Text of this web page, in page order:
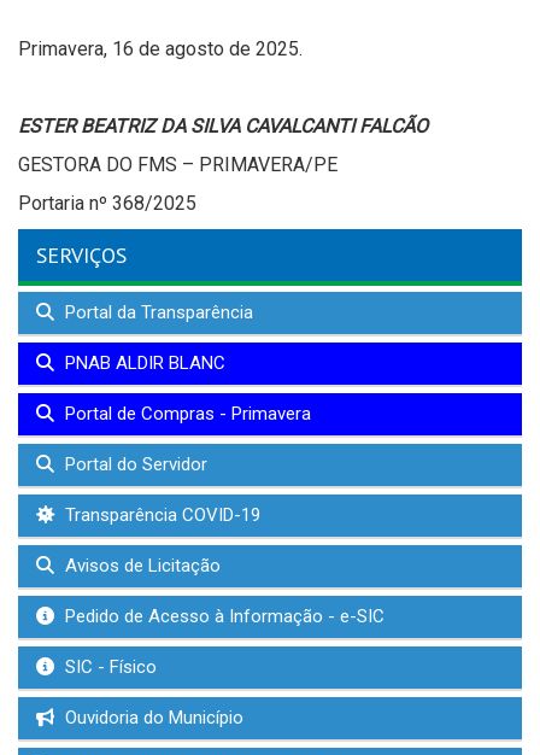
Primavera, 16 de agosto de 2025.
ESTER BEATRIZ DA SILVA CAVALCANTI FALCÃO
GESTORA DO FMS – PRIMAVERA/PE
Portaria nº 368/2025
SERVIÇOS
Portal da Transparência
PNAB ALDIR BLANC
Portal de Compras - Primavera
Portal do Servidor
Transparência COVID-19
Avisos de Licitação
Pedido de Acesso à Informação - e-SIC
SIC - Físico
Ouvidoria do Município